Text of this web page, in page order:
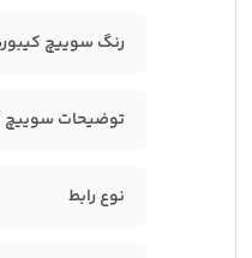
رنگ سوییچ
توضیحات سوییچ
نوع رابط